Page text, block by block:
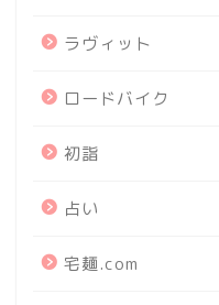
ラヴィット
ロードバイク
初詣
占い
宅麺.com